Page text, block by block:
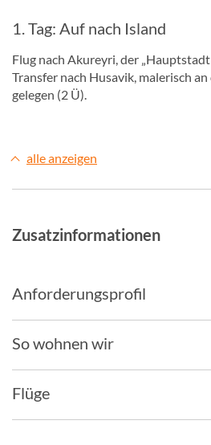
1. Tag: Auf nach Island
Flug nach Akureyri, der
Transfer nach Husavik, malerisch
gelegen (2 Ü).
alle anzeigen
Zusatzinformationen
Anforderungsprofil
So wohnen wir
Flüge